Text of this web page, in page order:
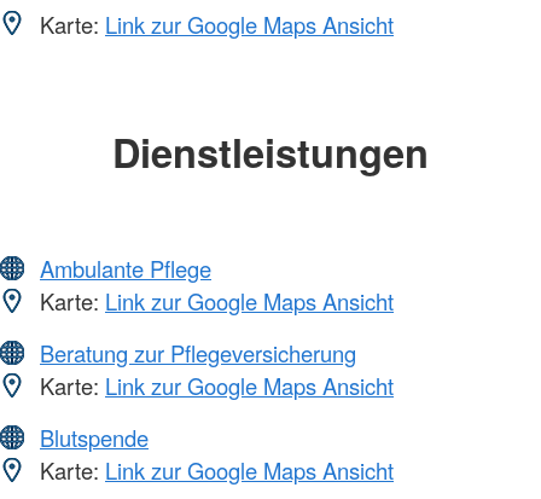
Karte: Link zur Google Maps Ansicht
Dienstleistungen
Ambulante Pflege
Karte: Link zur Google Maps Ansicht
Beratung zur Pflegeversicherung
Karte: Link zur Google Maps Ansicht
Blutspende
Karte: Link zur Google Maps Ansicht